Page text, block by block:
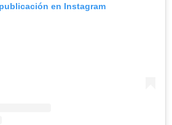
en Instagram